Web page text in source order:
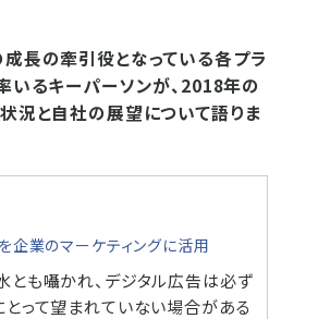
長の牽引役となっている各プラ
いるキーパーソンが、2018年の
況と自社の展望について語りま
企業のマーケティングに活用
とも囁かれ、デジタル広告は必ず
とって望まれていない場合がある